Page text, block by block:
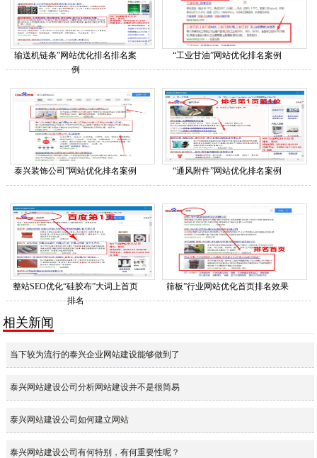
输送机链条”网站优化排名排名案
例
“工业甘油”网站优化排名案例
泰兴装饰公司”网站优化排名案例 “通风附件”网站优化排名案例
整站SEO优化“硅胶布”大词上首页
排名
筛板”行业网站优化首页排名效果
相关新闻
当下较为流行的泰兴企业网站建设能够做到了
泰兴网站建设公司分析网站建设并不是很简易
泰兴网站建设公司如何建立网站
泰兴网站建设公司有何特别，有何重要性呢？